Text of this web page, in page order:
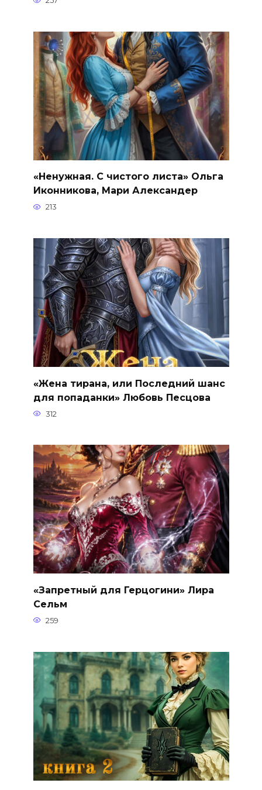
«Ненужная. С чистого листа» Ольга
Иконникова, Мари Александер
213
«Жена тирана, или Последний шанс
для попаданки» Любовь Песцова
312
«Запретный для Герцогини» Лира
Сельм
259